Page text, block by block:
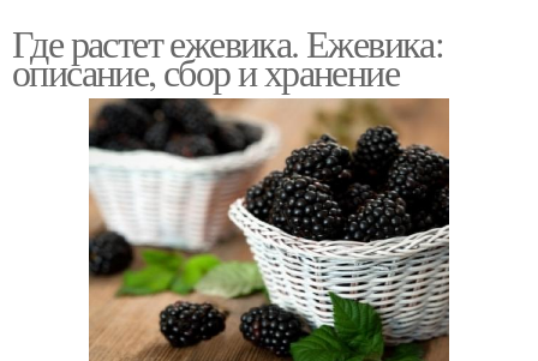
Где растет ежевика. Ежевика:
описание, сбор и хранение